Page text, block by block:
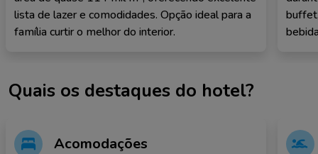
lista de lazer e comodidades. Opção ideal para a
família curtir o melhor do interior.
Quais os destaques do hotel?
Acomodações